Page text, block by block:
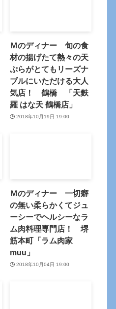
Ｍのディナー 旬の食
材の揚げたて熱々の天
ぷらがとてもリーズナ
ブルにいただける大人
気店！ 鶴橋 「天麩
羅 はな天 鶴橋店」
2018年10月19日 19:00
Ｍのディナー 一切癖
の無い柔らかくてジュ
ーシーでヘルシーなラ
ム肉料理専門店！ 堺
筋本町「ラム肉家
muu」
2018年10月04日 19:00